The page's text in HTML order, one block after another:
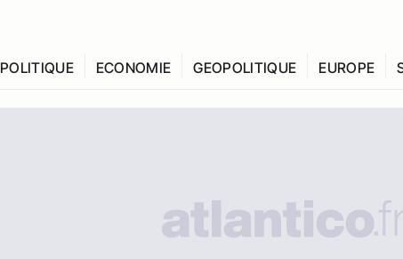
POLITIQUE ECONOMIE GEOPOLITIQUE EUROPE